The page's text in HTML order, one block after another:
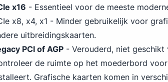
x16 - Essentieel voor de meeste
x8, x4, x1 - Minder gebruikelijk voor
uitbreidingskaarten.
PCI of AGP - Verouderd, niet
de ruimte op het moederbord
Grafische kaarten komen in